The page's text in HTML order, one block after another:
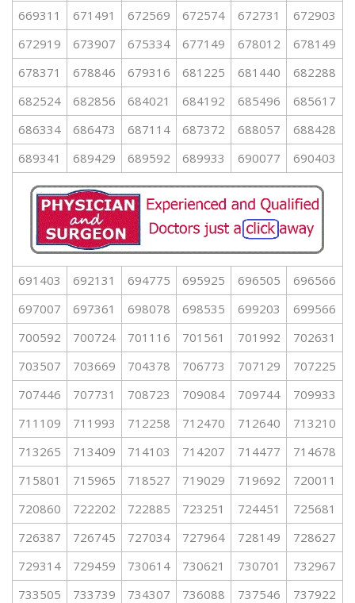
669311
671491 672569 672574 672731
672903
672919
673907 675334 677149 678012
678149
678371
678846 679316 681225 681440
682288
682524
682856 684021 684192 685496
685617
686334
686473 687114 687372 688057
688428
689341
689429 689592 689933 690077 690403
691403 692131 694775 695925 696505
696566
697007
697361 698078 698535 699203
699566
700592
700724 701116 701561 701992
702631
703507
703669 704378 706773 707129
707225
707446
707731 708723 709084 709744
709933
711109
711993 712258 712470 712640
713210
713265
713409 714103 714207 714477
714678
715801
715965 718527 719029 719692
720011
720860
722202 722885 723251 724451
725681
726387
726745 727034 727964 728149
728627
729314
729459 730614 730621 730701
732967
733505
733739 734307 736088 737546
737922